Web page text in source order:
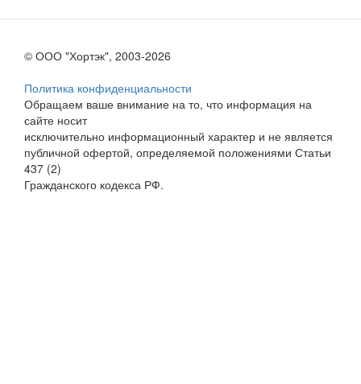
© ООО "Хортэк", 2003-2026
Политика конфиденциальности
Обращаем ваше внимание на то, что информация на
сайте носит
исключительно информационный характер и не является
публичной офертой, определяемой положениями Статьи
437 (2)
Гражданского кодекса РФ.